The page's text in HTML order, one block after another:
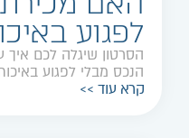
לפגוע
הסרטון שיגלה לכם
הנכס מבלי לפגוע
קרא עוד >>